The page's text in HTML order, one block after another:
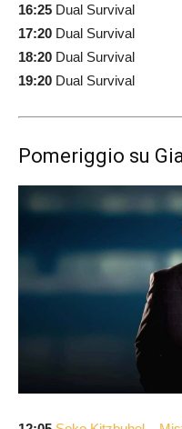
16:25 Dual Survival
17:20 Dual Survival
18:20 Dual Survival
19:20 Dual Survival
Pomeriggio su